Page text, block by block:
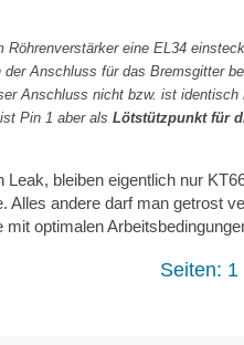
eine EL34
Anschluss für das Bremsgitter
Anschluss nicht bzw. ist
Pin 1 aber als Lötstützpunkt für
bleiben eigentlich nur
Alles andere darf man getrost
mit optimalen
Seiten: 1